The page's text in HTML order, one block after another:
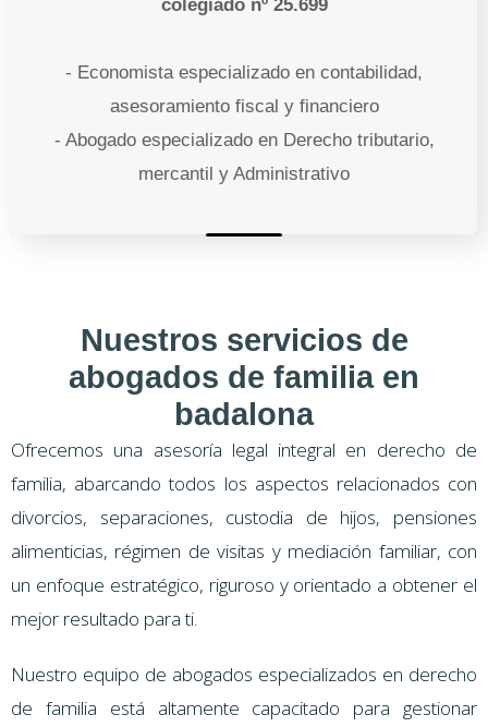
colegiado nº 25.699
- Economista especializado en contabilidad,
asesoramiento fiscal y financiero
- Abogado especializado en Derecho tributario,
mercantil y Administrativo
Nuestros servicios de
abogados de familia en
badalona
Ofrecemos una asesoría legal integral en derecho de
familia, abarcando todos los aspectos relacionados con
divorcios, separaciones, custodia de hijos, pensiones
alimenticias, régimen de visitas y mediación familiar, con
un enfoque estratégico, riguroso y orientado a obtener el
mejor resultado para ti.
Nuestro equipo de abogados especializados en derecho
de familia está altamente capacitado para gestionar